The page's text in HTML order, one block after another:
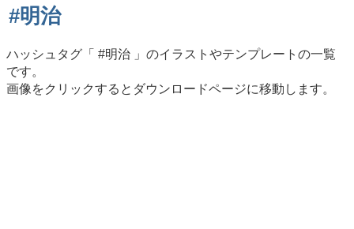
#明治
ハッシュタグ「 #明治 」のイラストやテンプレートの一覧
です。
画像をクリックするとダウンロードページに移動します。